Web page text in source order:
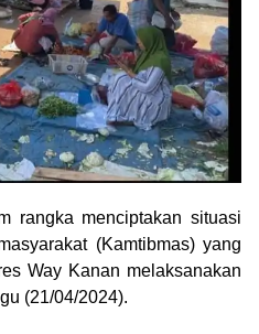
rangka menciptakan situasi
(Kamtibmas) yang
Way Kanan melaksanakan
(21/04/2024).